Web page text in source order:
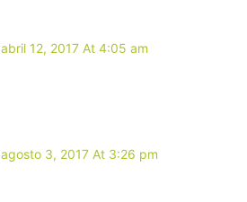
abril 12, 2017 At 4:05 am
agosto 3, 2017 At 3:26 pm